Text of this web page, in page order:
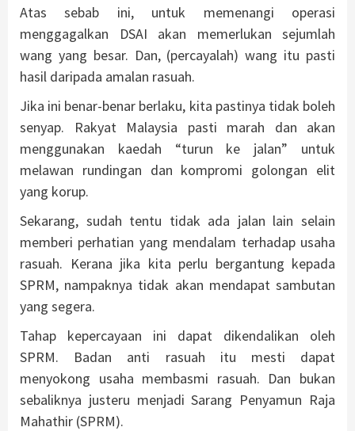
Atas sebab ini, untuk memenangi operasi
menggagalkan DSAI akan memerlukan sejumlah
wang yang besar. Dan, (percayalah) wang itu pasti
hasil daripada amalan rasuah.
Jika ini benar-benar berlaku, kita pastinya tidak boleh
senyap. Rakyat Malaysia pasti marah dan akan
menggunakan kaedah “turun ke jalan” untuk
melawan rundingan dan kompromi golongan elit
yang korup.
Sekarang, sudah tentu tidak ada jalan lain selain
memberi perhatian yang mendalam terhadap usaha
rasuah. Kerana jika kita perlu bergantung kepada
SPRM, nampaknya tidak akan mendapat sambutan
yang segera.
Tahap kepercayaan ini dapat dikendalikan oleh
SPRM. Badan anti rasuah itu mesti dapat
menyokong usaha membasmi rasuah. Dan bukan
sebaliknya justeru menjadi Sarang Penyamun Raja
Mahathir (SPRM).